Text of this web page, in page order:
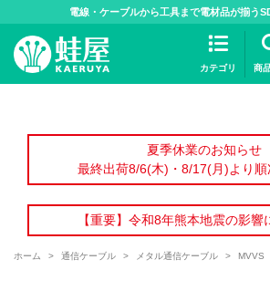
電線・ケーブルから工具まで電材品が揃う
カテゴリ 商
夏季休業のお知らせ
最終出荷8/6(木)・8/17(月)より順
【重要】令和8年熊本地震の影
ホーム > 通信ケーブル > メタル通信ケーブル > MVVS